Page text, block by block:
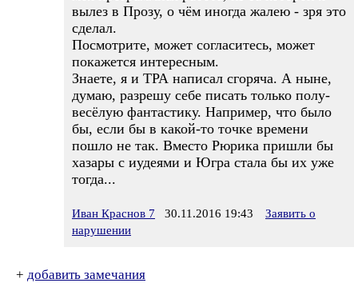
вылез в Прозу, о чём иногда жалею - зря это
сделал.
Посмотрите, может согласитесь, может
покажется интересным.
Знаете, я и ТРА написал сгоряча. А ныне,
думаю, разрешу себе писать только полу-
весёлую фантастику. Например, что было
бы, если бы в какой-то точке времени
пошло не так. Вместо Рюрика пришли бы
хазары с иудеями и Югра стала бы их уже
тогда...
Иван Краснов 7 30.11.2016 19:43
Заявить о
нарушении
+ добавить замечания